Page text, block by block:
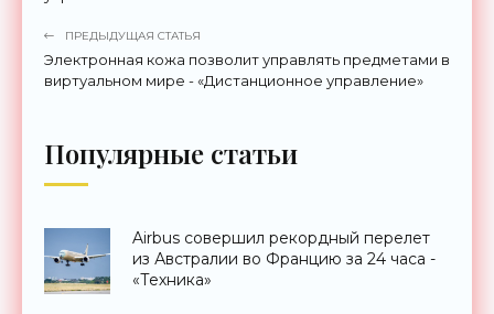
ПРЕДЫДУЩАЯ СТАТЬЯ
Электронная кожа позволит управлять предметами в
виртуальном мире - «Дистанционное управление»
Популярные статьи
Airbus совершил рекордный перелет
из Австралии во Францию за 24 часа -
«Техника»